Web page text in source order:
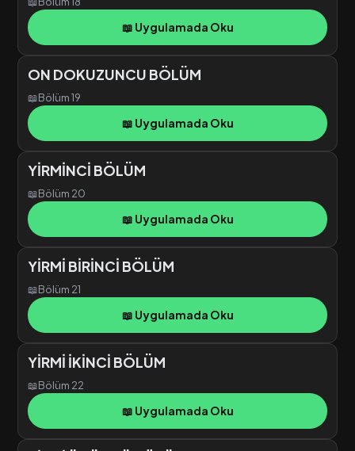
📖 Uygulamada Oku
ON DOKUZUNCU BÖLÜM
📖Bölüm 19
📖 Uygulamada Oku
YİRMİNCİ BÖLÜM
📖Bölüm 20
📖 Uygulamada Oku
YİRMİ BİRİNCİ BÖLÜM
📖Bölüm 21
📖 Uygulamada Oku
YİRMİ İKİNCİ BÖLÜM
📖Bölüm 22
📖 Uygulamada Oku